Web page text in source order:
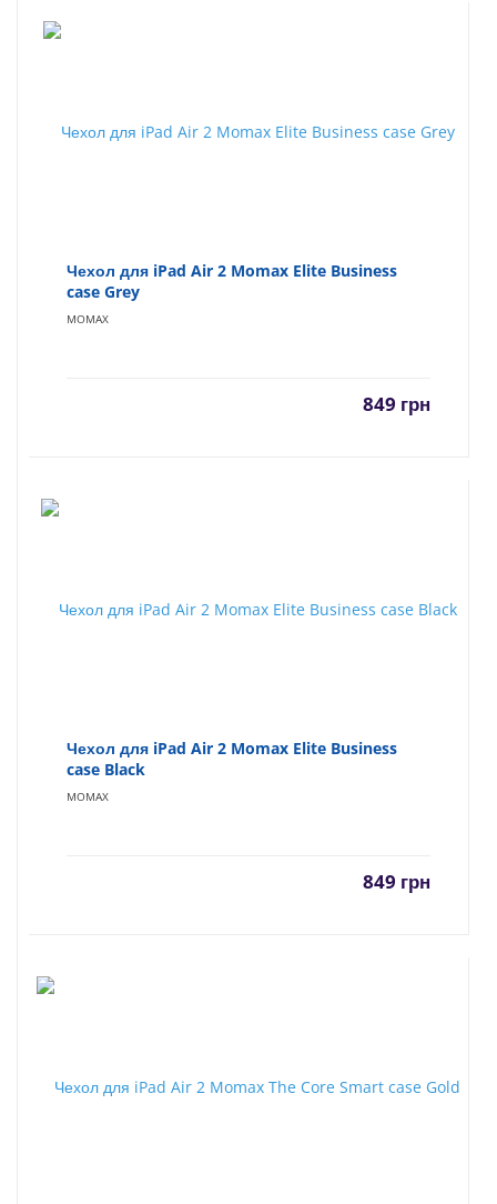
Чехол для iPad Air 2 Momax Elite Business
case Grey
MOMAX
849 грн
Чехол для iPad Air 2 Momax Elite Business
case Black
MOMAX
849 грн